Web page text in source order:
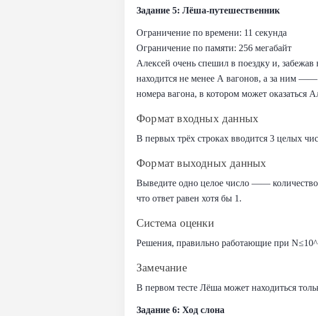
Задание 5: Лёша‑путешественник
Ограничение по времени: 11 секунда
Ограничение по памяти: 256 мегабайт
Алексей очень спешил в поездку и, забежав
находится не менее A вагонов, а за ним ——
номера вагона, в котором может оказаться
Формат входных данных
В первых трёх строках вводится 3 целых
Формат выходных данных
Выведите одно целое число —— количество
что ответ равен хотя бы 1.
Система оценки
Решения, правильно работающие при
Замечание
В первом тесте Лёша может находиться
Задание 6: Ход слона